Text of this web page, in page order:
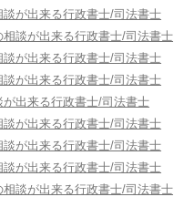
が出来る行政書士/司法書士
相談が出来る行政書士/司法書士
が出来る行政書士/司法書士
が出来る行政書士/司法書士
出来る行政書士/司法書士
が出来る行政書士/司法書士
が出来る行政書士/司法書士
が出来る行政書士/司法書士
相談が出来る行政書士/司法書士